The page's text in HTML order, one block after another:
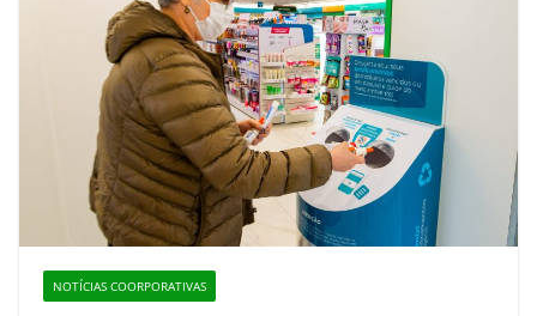
NOTÍCIAS COORPORATIVAS